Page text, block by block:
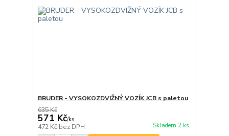
BRUDER - VYSOKOZDVIŽNÝ VOZÍK JCB s paletou
635 Kč
571 Kč/ks
472 Kč bez DPH Skladem 2 ks